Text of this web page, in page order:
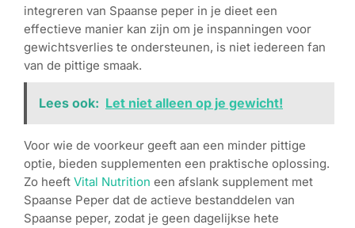
integreren van Spaanse peper in je dieet een
effectieve manier kan zijn om je inspanningen voor
gewichtsverlies te ondersteunen, is niet iedereen fan
van de pittige smaak.
Lees ook: Let niet alleen op je gewicht!
Voor wie de voorkeur geeft aan een minder pittige
optie, bieden supplementen een praktische oplossing.
Zo heeft Vital Nutrition een afslank supplement met
Spaanse Peper dat de actieve bestanddelen van
Spaanse peper, zodat je geen dagelijkse hete